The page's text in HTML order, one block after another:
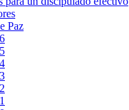
Paz